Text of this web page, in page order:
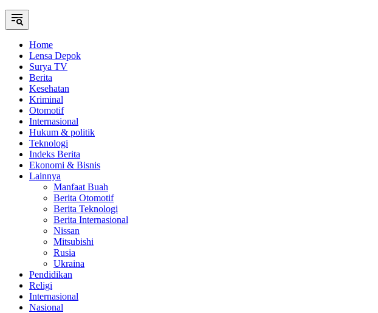
Home
Lensa Depok
Surya TV
Berita
Kesehatan
Kriminal
Otomotif
Internasional
Hukum & politik
Teknologi
Indeks Berita
Ekonomi & Bisnis
Lainnya
Manfaat Buah
Berita Otomotif
Berita Teknologi
Berita Internasional
Nissan
Mitsubishi
Rusia
Ukraina
Pendidikan
Religi
Internasional
Nasional